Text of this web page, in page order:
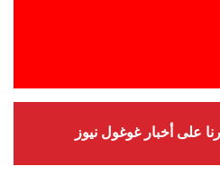
على أخبار غوغول نيوز